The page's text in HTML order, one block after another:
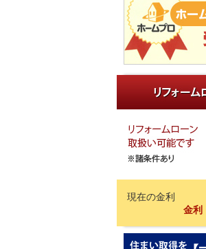
現在の金利
金利